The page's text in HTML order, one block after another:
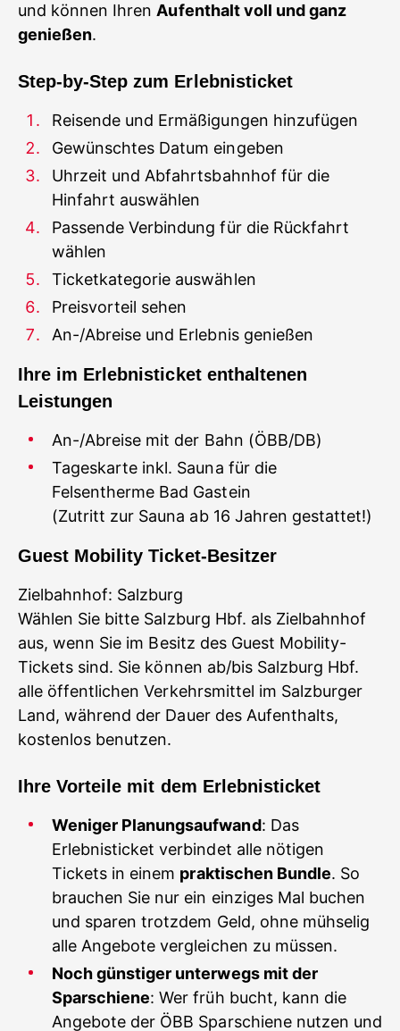
und können Ihren Aufenthalt voll und ganz
genießen.
Step-by-Step zum Erlebnisticket
Reisende und Ermäßigungen hinzufügen
Gewünschtes Datum eingeben
Uhrzeit und Abfahrtsbahnhof für die
Hinfahrt auswählen
Passende Verbindung für die Rückfahrt
wählen
Ticketkategorie auswählen
Preisvorteil sehen
An-/Abreise und Erlebnis genießen
Ihre im Erlebnisticket enthaltenen
Leistungen
An-/Abreise mit der Bahn (ÖBB/DB)
Tageskarte inkl. Sauna für die
Felsentherme Bad Gastein
(Zutritt zur Sauna ab 16 Jahren gestattet!)
Guest Mobility Ticket-Besitzer
Zielbahnhof: Salzburg
Wählen Sie bitte Salzburg Hbf. als Zielbahnhof
aus, wenn Sie im Besitz des Guest Mobility-
Tickets sind. Sie können ab/bis Salzburg Hbf.
alle öffentlichen Verkehrsmittel im Salzburger
Land, während der Dauer des Aufenthalts,
kostenlos benutzen.
Ihre Vorteile mit dem Erlebnisticket
Weniger Planungsaufwand: Das
Erlebnisticket verbindet alle nötigen
Tickets in einem praktischen Bundle. So
brauchen Sie nur ein einziges Mal buchen
und sparen trotzdem Geld, ohne mühselig
alle Angebote vergleichen zu müssen.
Noch günstiger unterwegs mit der
Sparschiene: Wer früh bucht, kann die
Angebote der ÖBB Sparschiene nutzen und